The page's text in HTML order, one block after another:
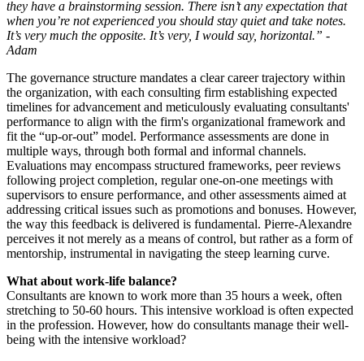
they have a brainstorming session. There isn’t any expectation that
when you’re not experienced you should stay quiet and take notes.
It’s very much the opposite. It’s very, I would say, horizontal.” -
Adam
The governance structure mandates a clear career trajectory within
the organization, with each consulting firm establishing expected
timelines for advancement and meticulously evaluating consultants'
performance to align with the firm's organizational framework and
fit the “up-or-out” model. Performance assessments are done in
multiple ways, through both formal and informal channels.
Evaluations may encompass structured frameworks, peer reviews
following project completion, regular one-on-one meetings with
supervisors to ensure performance, and other assessments aimed at
addressing critical issues such as promotions and bonuses. However,
the way this feedback is delivered is fundamental. Pierre-Alexandre
perceives it not merely as a means of control, but rather as a form of
mentorship, instrumental in navigating the steep learning curve.
What about work-life balance?
Consultants are known to work more than 35 hours a week, often
stretching to 50-60 hours. This intensive workload is often expected
in the profession. However, how do consultants manage their well-
being with the intensive workload?